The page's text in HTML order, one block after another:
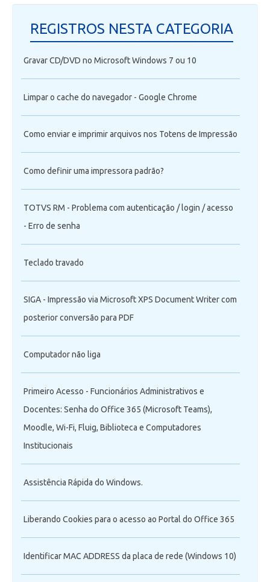
REGISTROS NESTA CATEGORIA
Gravar CD/DVD no Microsoft Windows 7 ou 10
Limpar o cache do navegador - Google Chrome
Como enviar e imprimir arquivos nos Totens de Impressão
Como definir uma impressora padrão?
TOTVS RM - Problema com autenticação / login / acesso
- Erro de senha
Teclado travado
SIGA - Impressão via Microsoft XPS Document Writer com
posterior conversão para PDF
Computador não liga
Primeiro Acesso - Funcionários Administrativos e
Docentes: Senha do Office 365 (Microsoft Teams),
Moodle, Wi-Fi, Fluig, Biblioteca e Computadores
Institucionais
Assistência Rápida do Windows.
Liberando Cookies para o acesso ao Portal do Office 365
Identificar MAC ADDRESS da placa de rede (Windows 10)